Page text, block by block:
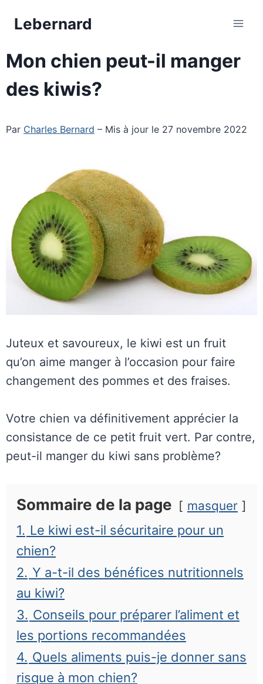
Lebernard
Mon chien peut-il manger
des kiwis?
Par Charles Bernard – Mis à jour le 27 novembre 2022
Juteux et savoureux, le kiwi est un fruit
qu’on aime manger à l’occasion pour faire
changement des pommes et des fraises.
Votre chien va définitivement apprécier la
consistance de ce petit fruit vert. Par contre,
peut-il manger du kiwi sans problème?
Sommaire de la page masquer
1. Le kiwi est-il sécuritaire pour un
chien?
2. Y a-t-il des bénéfices nutritionnels
au kiwi?
3. Conseils pour préparer l’aliment et
les portions recommandées
4. Quels aliments puis-je donner sans
risque à mon chien?